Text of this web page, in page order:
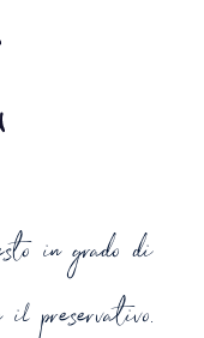
in grado di
preservativo.